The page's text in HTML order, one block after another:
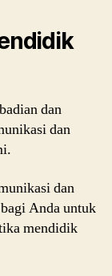
dan
dan
dan
Anda untuk
mendidik